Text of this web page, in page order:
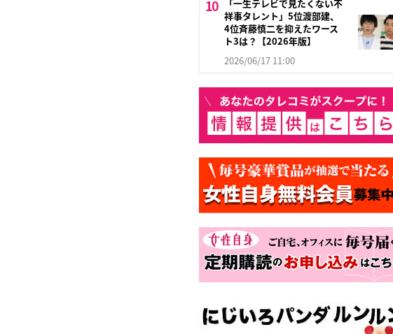
「一生テレビで見たくない不
祥事タレント」5位渡部建、
4位斉藤慎二を抑えたワース
ト3は？【2026年版】
2026/06/17 11:00